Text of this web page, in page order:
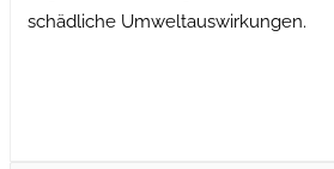
schädliche Umweltauswirkungen.